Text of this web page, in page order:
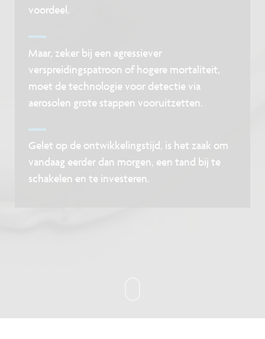
voordeel.
Maar, zeker bij een agressiever
verspreidingspatroon of hogere mortaliteit,
moet de technologie voor detectie via
aerosolen grote stappen vooruitzetten.
Gelet op de ontwikkelingstijd, is het zaak om
vandaag eerder dan morgen, een tand bij te
schakelen en te investeren.